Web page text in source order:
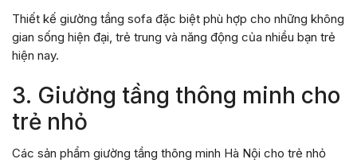
Thiết kế giường tầng sofa đặc biệt phù hợp cho những không
gian sống hiện đại, trẻ trung và năng động của nhiều bạn trẻ
hiện nay.
3. Giường tầng thông minh cho
trẻ nhỏ
Các sản phẩm giường tầng thông minh Hà Nội cho trẻ nhỏ